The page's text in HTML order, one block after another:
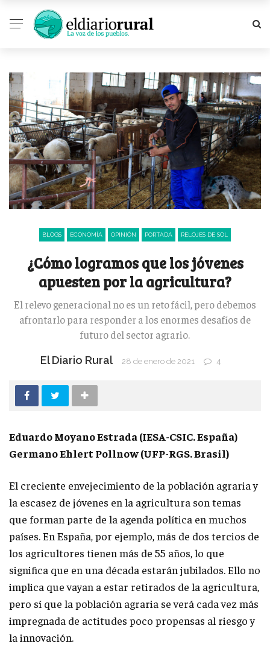
BLOGS ECONOMÍA OPINIÓN PORTADA RELOJES DE SOL
¿Cómo logramos que los jóvenes
apuesten por la agricultura?
El relevo generacional no es un reto fácil, pero debemos
afrontarlo para responder a los enormes desafíos de
futuro del sector agrario.
El Diario Rural 28 de enero de 2021 4
Eduardo Moyano Estrada (IESA-CSIC. España)
Germano Ehlert Pollnow (UFP-RGS. Brasil)
El creciente envejecimiento de la población agraria y
la escasez de jóvenes en la agricultura son temas
que forman parte de la agenda política en muchos
países. En España, por ejemplo, más de dos tercios de
los agricultores tienen más de 55 años, lo que
significa que en una década estarán jubilados. Ello no
implica que vayan a estar retirados de la agricultura,
pero sí que la población agraria se verá cada vez más
impregnada de actitudes poco propensas al riesgo y
la innovación.